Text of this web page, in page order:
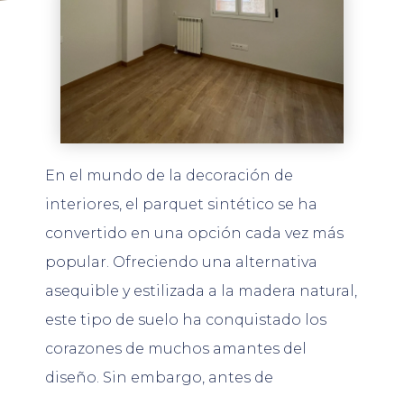
En el mundo de la decoración de
interiores, el parquet sintético se ha
convertido en una opción cada vez más
popular. Ofreciendo una alternativa
asequible y estilizada a la madera natural,
este tipo de suelo ha conquistado los
corazones de muchos amantes del
diseño. Sin embargo, antes de